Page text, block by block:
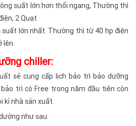
suất lớn hơn thổi ngang, Thường thì
2 Quạt
lớn nhất. Thường thì từ 40 hp điện
chiller:
sẻ cung cấp lịch bảo trì bảo dưỡng
bảo trì có Free trong năm đầu tiên còn
kỉ nhà sản xuất.
như sau: